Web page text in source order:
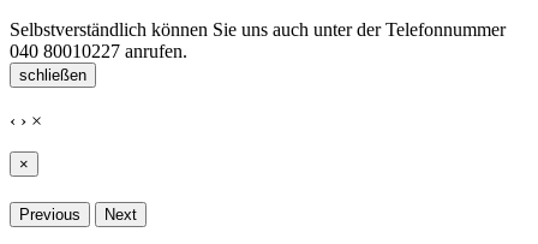
Selbstverständlich können Sie uns auch unter der Telefonnummer
040 80010227 anrufen.
schließen
‹ › ×
×
Previous Next